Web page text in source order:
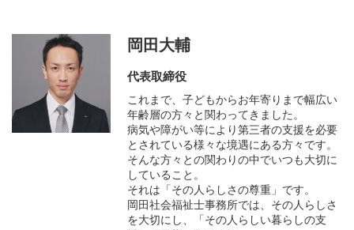
岡田大輔
代表取締役
これまで、子どもからお年寄りまで幅広い
年齢層の方々と関わってきました。
病気や障がい等により第三者の支援を必要
とされている様々な境遇にある方々です。
そんな方々との関わりの中でいつも大切に
していること。
それは「その人らしさの尊重」です。
岡田社会福祉士事務所では、その人らしさ
を大切にし、「その人らしい暮らしの支